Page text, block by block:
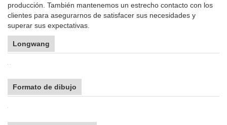
producción. También mantenemos un estrecho contacto con los
clientes para asegurarnos de satisfacer sus necesidades y
superar sus expectativas.
Longwang
Formato de dibujo